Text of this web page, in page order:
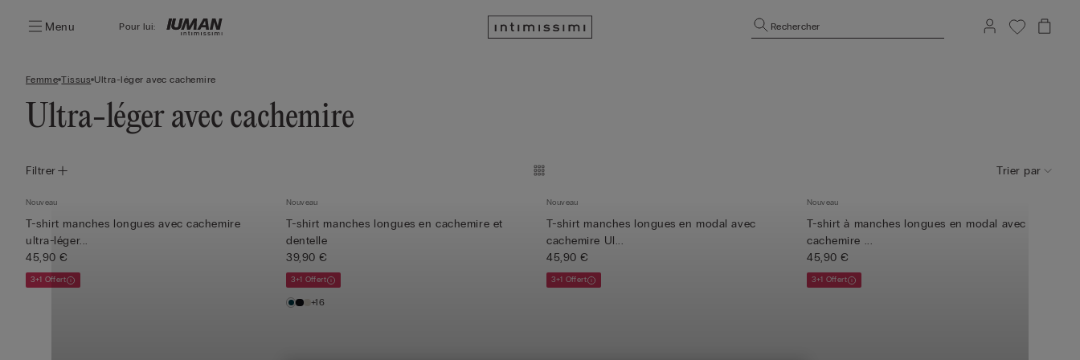
Menu Pour lui: Rechercher
Femme Tissus Ultra-léger avec cachemire
Ultra-léger avec cachemire
Filtrer Trier par
Nouveau
T-shirt manches longues avec cachemire
ultra-léger...
45,90 €
3+1 Offert
Nouveau
T-shirt manches longues en cachemire et
dentelle
39,90 €
3+1 Offert
+16
Nouveau
T-shirt manches longues en modal avec
cachemire Ul...
45,90 €
3+1 Offert
Nouveau
T-shirt à manches longues en modal avec
cachemire ...
45,90 €
3+1 Offert